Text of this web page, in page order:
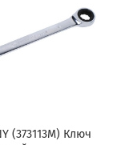
(373113M) Ключ